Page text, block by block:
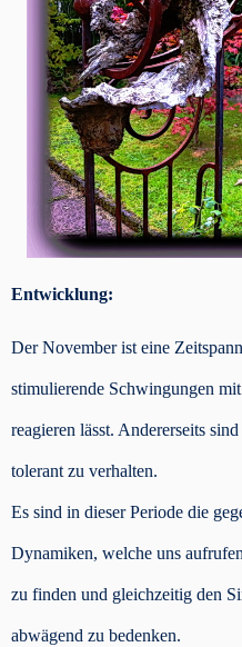
Entwicklung:
Der November ist eine
stimulierende Schwingungen
reagieren lässt. Andererseits
tolerant zu verhalten.
Es sind in dieser Periode die
Dynamiken, welche uns
zu finden und gleichzeitig den
abwägend zu bedenken.